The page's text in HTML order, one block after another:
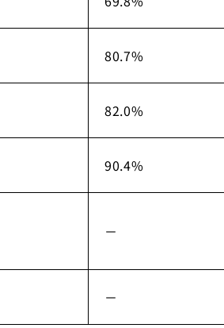
80.7%
82.0%
90.4%
－
－